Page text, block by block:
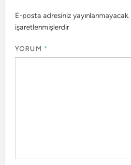
E-posta adresiniz yayınlanmayacak.
işaretlenmişlerdir
YORUM *